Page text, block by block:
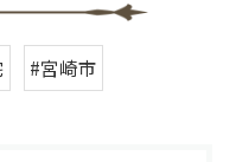
#宮崎市